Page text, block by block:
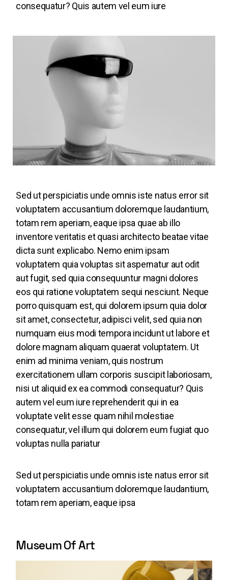
consequatur? Quis autem vel eum iure
Sed ut perspiciatis unde omnis iste natus error sit
voluptatem accusantium doloremque laudantium,
totam rem aperiam, eaque ipsa quae ab illo
inventore veritatis et quasi architecto beatae vitae
dicta sunt explicabo. Nemo enim ipsam
voluptatem quia voluptas sit aspernatur aut odit
aut fugit, sed quia consequuntur magni dolores
eos qui ratione voluptatem sequi nesciunt. Neque
porro quisquam est, qui dolorem ipsum quia dolor
sit amet, consectetur, adipisci velit, sed quia non
numquam eius modi tempora incidunt ut labore et
dolore magnam aliquam quaerat voluptatem. Ut
enim ad minima veniam, quis nostrum
exercitationem ullam corporis suscipit laboriosam,
nisi ut aliquid ex ea commodi consequatur? Quis
autem vel eum iure reprehenderit qui in ea
voluptate velit esse quam nihil molestiae
consequatur, vel illum qui dolorem eum fugiat quo
voluptas nulla pariatur
Sed ut perspiciatis unde omnis iste natus error sit
voluptatem accusantium doloremque laudantium,
totam rem aperiam, eaque ipsa
Museum Of Art